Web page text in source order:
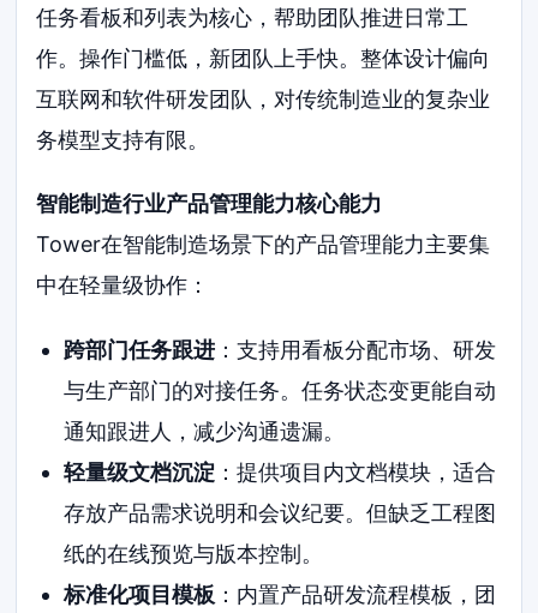
任务看板和列表为核心，帮助团队推进日常工
作。操作门槛低，新团队上手快。整体设计偏向
互联网和软件研发团队，对传统制造业的复杂业
务模型支持有限。
智能制造行业产品管理能力核心能力
Tower在智能制造场景下的产品管理能力主要集
中在轻量级协作：
跨部门任务跟进：支持用看板分配市场、研发
与生产部门的对接任务。任务状态变更能自动
通知跟进人，减少沟通遗漏。
轻量级文档沉淀：提供项目内文档模块，适合
存放产品需求说明和会议纪要。但缺乏工程图
纸的在线预览与版本控制。
标准化项目模板：内置产品研发流程模板，团